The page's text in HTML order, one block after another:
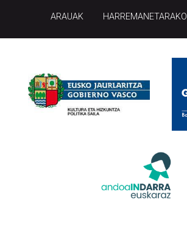
ARAUAK HARREMANETARAKO